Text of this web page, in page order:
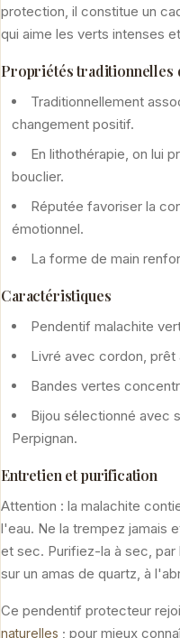
protection, il constitue un
qui aime les verts intenses
Propriétés traditionnelles
Traditionnellement
changement positif.
En lithothérapie, on lui
bouclier.
Réputée favoriser la
émotionnel.
La forme de main
Caractéristiques
Pendentif malachite
Livré avec cordon, prêt
Bandes vertes
Bijou sélectionné avec
Perpignan.
Entretien et purification
Attention : la malachite
l'eau. Ne la trempez jamais
et sec. Purifiez-la à sec,
sur un amas de quartz, à
Ce pendentif protecteur
naturelles ; pour mieux